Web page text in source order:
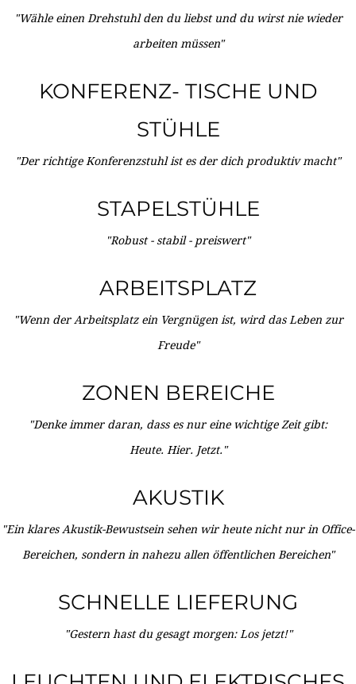
"Wähle einen Drehstuhl den du liebst und du wirst nie wieder
arbeiten müssen"
KONFERENZ- TISCHE UND
STÜHLE
"Der richtige Konferenzstuhl ist es der dich produktiv macht"
STAPELSTÜHLE
"Robust - stabil - preiswert"
ARBEITSPLATZ
"Wenn der Arbeitsplatz ein Vergnügen ist, wird das Leben zur
Freude"
ZONEN BEREICHE
"Denke immer daran, dass es nur eine wichtige Zeit gibt:
Heute. Hier. Jetzt."
AKUSTIK
"Ein klares Akustik-Bewustsein sehen wir heute nicht nur in Office-
Bereichen, sondern in nahezu allen öffentlichen Bereichen"
SCHNELLE LIEFERUNG
"Gestern hast du gesagt morgen: Los jetzt!"